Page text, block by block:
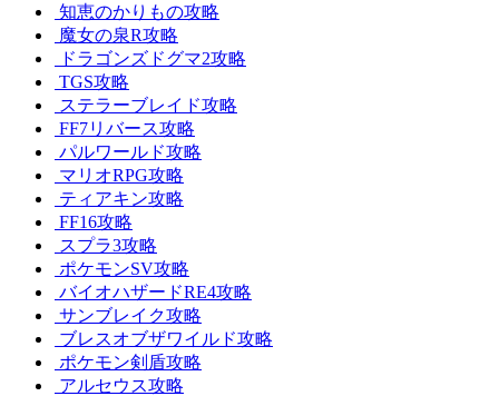
知恵のかりもの攻略
魔女の泉R攻略
ドラゴンズドグマ2攻略
TGS攻略
ステラーブレイド攻略
FF7リバース攻略
パルワールド攻略
マリオRPG攻略
ティアキン攻略
FF16攻略
スプラ3攻略
ポケモンSV攻略
バイオハザードRE4攻略
サンブレイク攻略
ブレスオブザワイルド攻略
ポケモン剣盾攻略
アルセウス攻略